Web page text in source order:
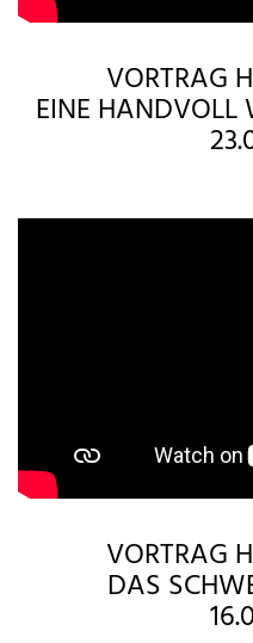
VORTRAG
EINE HANDVOLL
VORTRAG
DAS